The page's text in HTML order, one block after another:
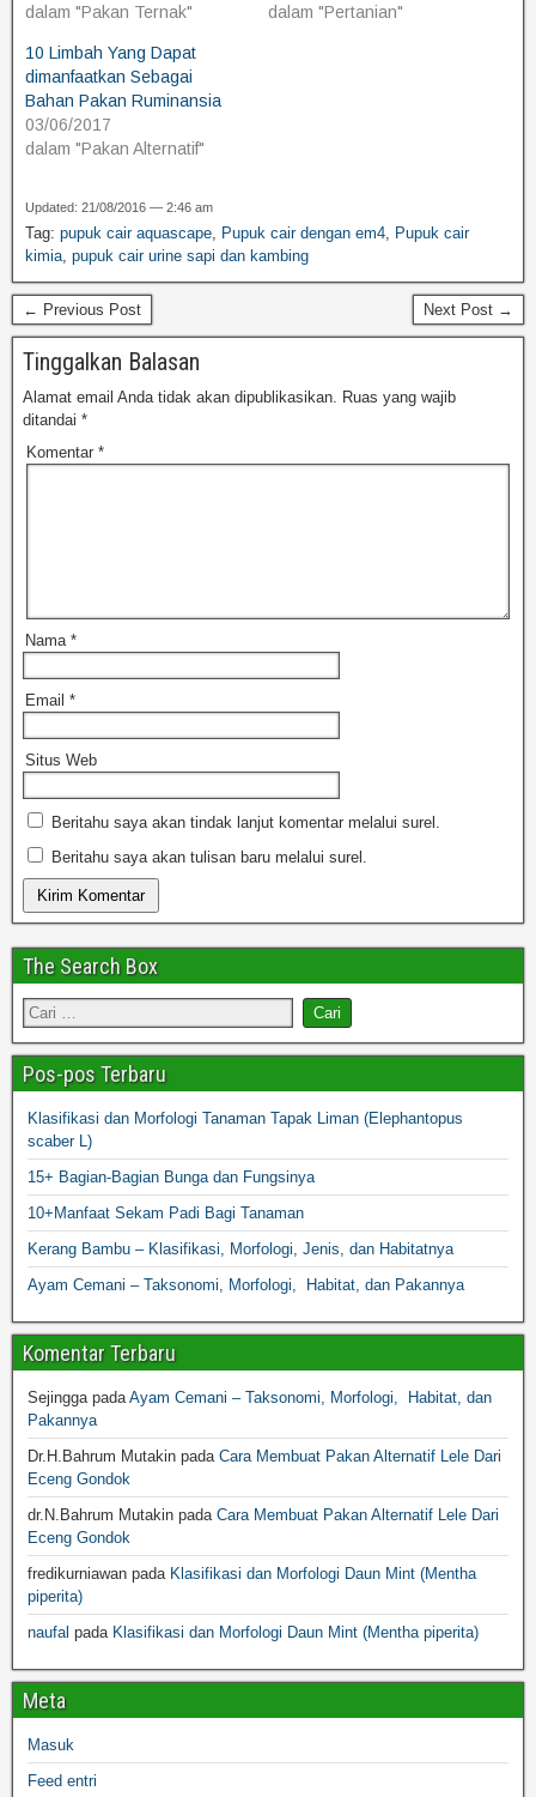
dalam "Pakan Ternak"
dalam "Pertanian"
10 Limbah Yang Dapat
dimanfaatkan Sebagai
Bahan Pakan Ruminansia
03/06/2017
dalam "Pakan Alternatif"
Updated: 21/08/2016 — 2:46 am
Tag: pupuk cair aquascape, Pupuk cair dengan em4, Pupuk cair
kimia, pupuk cair urine sapi dan kambing
← Previous Post Next Post →
Tinggalkan Balasan
Alamat email Anda tidak akan dipublikasikan. Ruas yang wajib
ditandai *
Komentar *
Nama *
Email *
Situs Web
Beritahu saya akan tindak lanjut komentar melalui surel.
Beritahu saya akan tulisan baru melalui surel.
The Search Box
Pos-pos Terbaru
Klasifikasi dan Morfologi Tanaman Tapak Liman (Elephantopus
scaber L)
15+ Bagian-Bagian Bunga dan Fungsinya
10+Manfaat Sekam Padi Bagi Tanaman
Kerang Bambu – Klasifikasi, Morfologi, Jenis, dan Habitatnya
Ayam Cemani – Taksonomi, Morfologi, Habitat, dan Pakannya
Komentar Terbaru
SejinggapadaAyam Cemani – Taksonomi, Morfologi, Habitat, dan
Pakannya
Dr.H.Bahrum Mutakin pada Cara Membuat Pakan Alternatif Lele Dari
Eceng Gondok
dr.N.Bahrum Mutakin pada Cara Membuat Pakan Alternatif Lele Dari
Eceng Gondok
fredikurniawan pada Klasifikasi dan Morfologi Daun Mint (Mentha
piperita)
naufal pada Klasifikasi dan Morfologi Daun Mint (Mentha piperita)
Meta
Masuk
Feed entri